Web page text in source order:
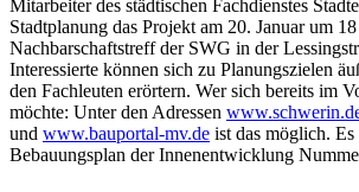
Mitarbeiter des städtischen Fachdienstes
Stadtplanung das Projekt am 20. Januar um
Nachbarschaftstreff der SWG in der
Interessierte können sich zu Planungszielen
den Fachleuten erörtern. Wer sich bereits im
möchte: Unter den Adressen
und www.bauportal-mv.de ist das möglich.
Bebauungsplan der Innenentwicklung